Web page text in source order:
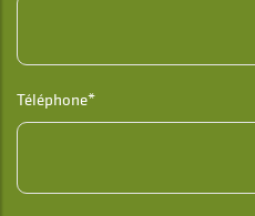
Téléphone*